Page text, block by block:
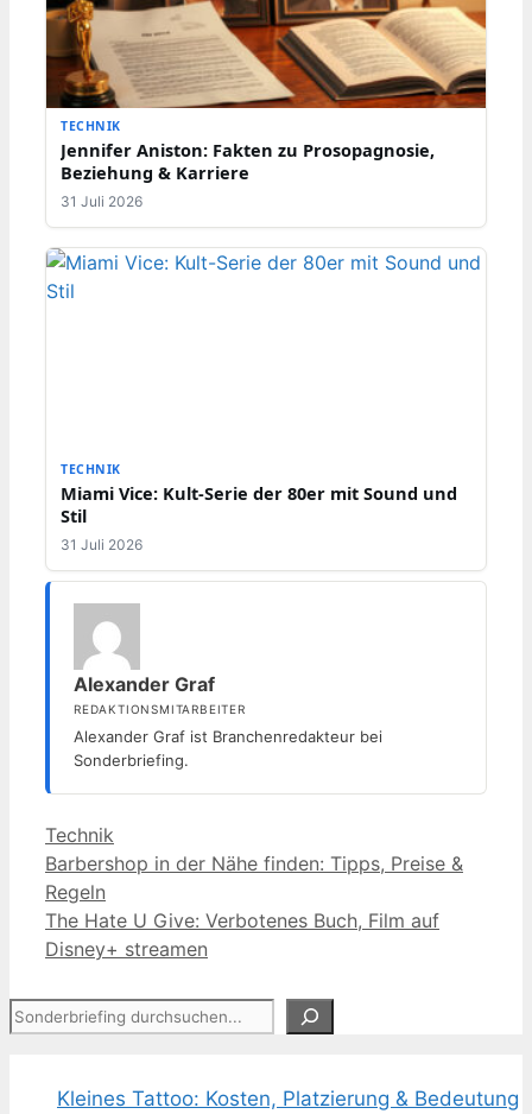
TECHNIK
Jennifer Aniston: Fakten zu Prosopagnosie,
Beziehung & Karriere
31 Juli 2026
TECHNIK
Miami Vice: Kult-Serie der 80er mit Sound und
Stil
31 Juli 2026
Alexander Graf
REDAKTIONSMITARBEITER
Alexander Graf ist Branchenredakteur bei
Sonderbriefing.
Kategorien
Technik
Barbershop in der Nähe finden: Tipps, Preise &
Regeln
The Hate U Give: Verbotenes Buch, Film auf
Disney+ streamen
Suchen
Kleines Tattoo: Kosten, Platzierung & Bedeutung